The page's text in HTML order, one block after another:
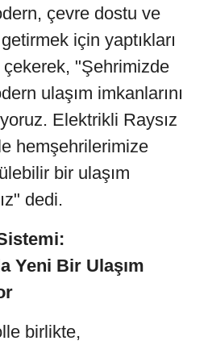
çevre dostu ve
için yaptıkları
çekerek, "Şehrimizde
ulaşım imkanlarını
Elektrikli Raysız
hemşehrilerimize
bir ulaşım
dedi.
Yeni Bir Ulaşım
birlikte,